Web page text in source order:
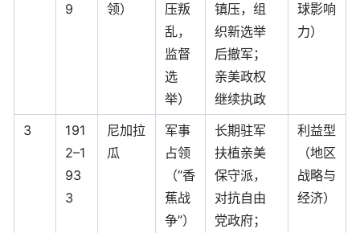
9
领）
压叛
乱，
监督
选
举）
镇压，组
织新选举
后撤军；
亲美政权
继续执政
球影响
力）
3
191
2–1
93
3
尼加拉
瓜
军事
占领
（“香
蕉战
争”）
长期驻军
扶植亲美
保守派，
对抗自由
党政府；
利益型
（地区
战略与
经济）